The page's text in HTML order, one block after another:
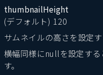
thumbnailHeight
(デフォルト) 120
サムネイルの高さを設定す
横幅同様にnullを設定す
す。